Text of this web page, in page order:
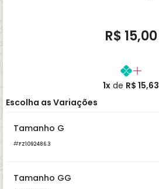
R$ 15,00
1x de R$ 15,63
Escolha as Variações
Tamanho G
FZ1092486.3
Tamanho GG